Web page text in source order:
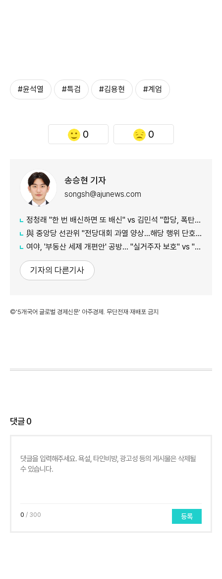
#윤석열 #특검 #김용현 #계엄
0 0
송승현 기자
songsh@ajunews.com
정청래 "한 번 배신하면 또 배신" vs 김민석 "합당, 폭탄선언 안 돼"
與 중앙당 선관위 "전당대회 과열 양상…해당 행위 단호히 대처"
여야, '부동산 세제 개편안' 공방… "실거주자 보호" vs "무책임의 극치"
기자의 다른기사
©'5개국어 글로벌 경제신문' 아주경제. 무단전재·재배포 금지
댓글0
0 / 300 등록